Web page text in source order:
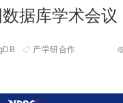
据库学术会议
产学研合作